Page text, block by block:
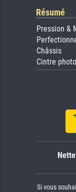
Résumé
Pression &
Châssis
Cintre photo
Si vous